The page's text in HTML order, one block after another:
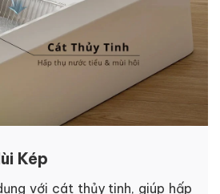
Kép
với cát thủy tinh, giúp hấp